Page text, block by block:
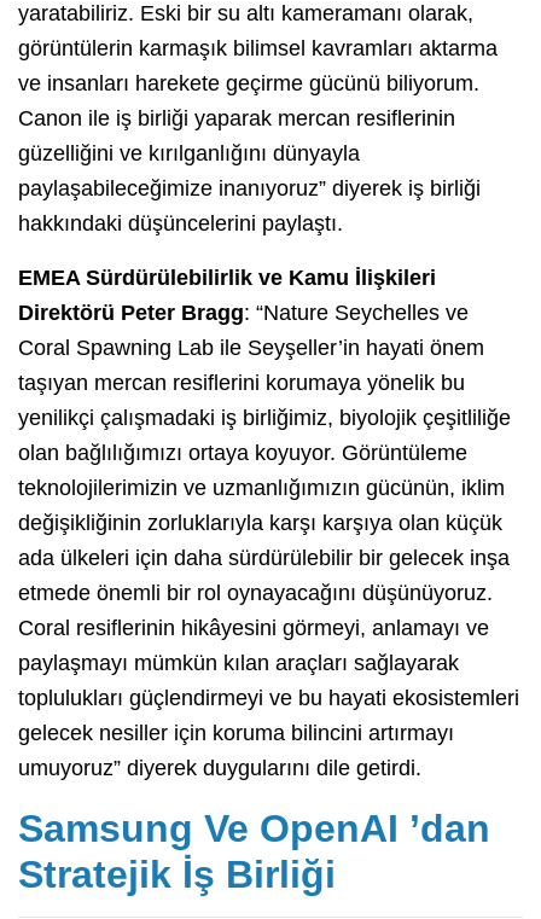
yaratabiliriz. Eski bir su altı kameramanı olarak,
görüntülerin karmaşık bilimsel kavramları aktarma
ve insanları harekete geçirme gücünü biliyorum.
Canon ile iş birliği yaparak mercan resiflerinin
güzelliğini ve kırılganlığını dünyayla
paylaşabileceğimize inanıyoruz” diyerek iş birliği
hakkındaki düşüncelerini paylaştı.
EMEA Sürdürülebilirlik ve Kamu İlişkileri
Direktörü Peter Bragg: “Nature Seychelles ve
Coral Spawning Lab ile Seyşeller’in hayati önem
taşıyan mercan resiflerini korumaya yönelik bu
yenilikçi çalışmadaki iş birliğimiz, biyolojik çeşitliliğe
olan bağlılığımızı ortaya koyuyor. Görüntüleme
teknolojilerimizin ve uzmanlığımızın gücünün, iklim
değişikliğinin zorluklarıyla karşı karşıya olan küçük
ada ülkeleri için daha sürdürülebilir bir gelecek inşa
etmede önemli bir rol oynayacağını düşünüyoruz.
Coral resiflerinin hikâyesini görmeyi, anlamayı ve
paylaşmayı mümkün kılan araçları sağlayarak
toplulukları güçlendirmeyi ve bu hayati ekosistemleri
gelecek nesiller için koruma bilincini artırmayı
umuyoruz” diyerek duygularını dile getirdi.
Samsung Ve OpenAI ’dan
Stratejik İş Birliği